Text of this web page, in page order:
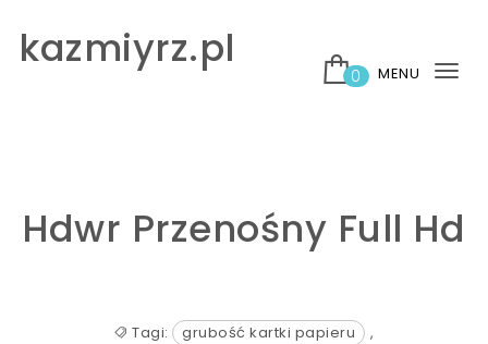
kazmiyrz.pl
0 MENU
Hdwr Przenośny Full Hd
Tagi: grubość kartki papieru
,